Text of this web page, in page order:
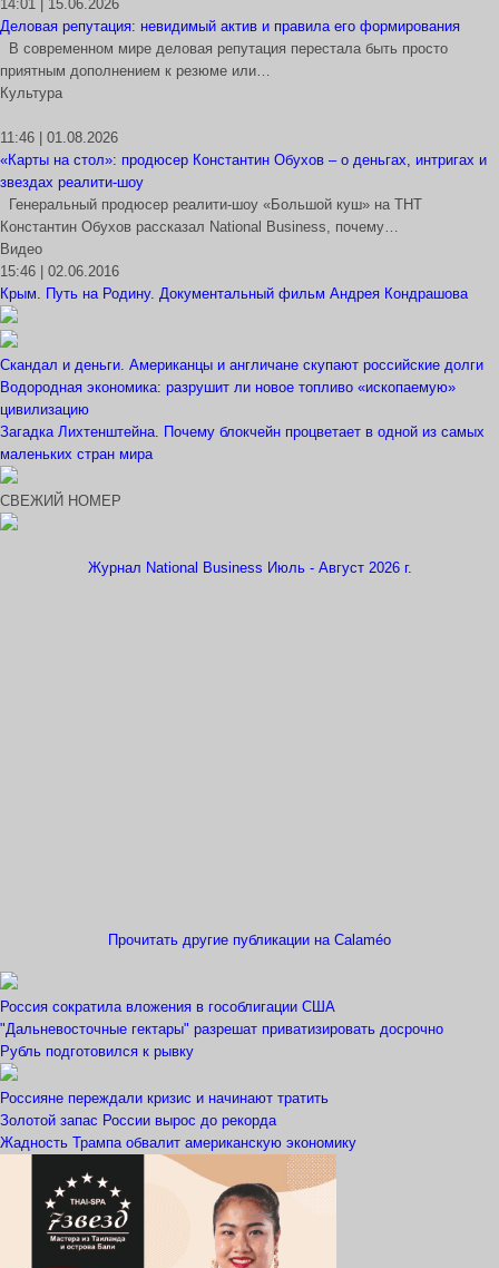
14:01 | 15.06.2026
Деловая репутация: невидимый актив и правила его формирования
В современном мире деловая репутация перестала быть просто
приятным дополнением к резюме или…
Культура
11:46 | 01.08.2026
«Карты на стол»: продюсер Константин Обухов – о деньгах, интригах и
звездах реалити-шоу
Генеральный продюсер реалити-шоу «Большой куш» на ТНТ
Константин Обухов рассказал National Business, почему…
Видео
15:46 | 02.06.2016
Крым. Путь на Родину. Документальный фильм Андрея Кондрашова
Скандал и деньги. Американцы и англичане скупают российские долги
Водородная экономика: разрушит ли новое топливо «ископаемую»
цивилизацию
Загадка Лихтенштейна. Почему блокчейн процветает в одной из самых
маленьких стран мира
СВЕЖИЙ НОМЕР
Журнал National Business Июль - Август 2026 г.
Прочитать другие публикации на Calaméo
Россия сократила вложения в гособлигации США
"Дальневосточные гектары" разрешат приватизировать досрочно
Рубль подготовился к рывку
Россияне переждали кризис и начинают тратить
Золотой запас России вырос до рекорда
Жадность Трампа обвалит американскую экономику